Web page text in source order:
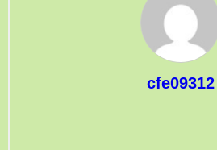
cfe09312